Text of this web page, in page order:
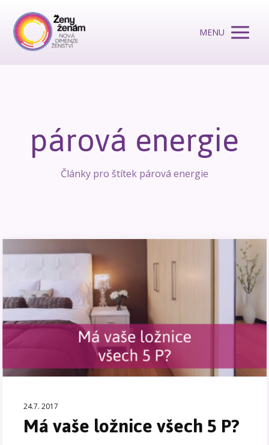
MENU
párová energie
Články pro štítek párová energie
24.7. 2017
Má vaše ložnice všech 5 P?